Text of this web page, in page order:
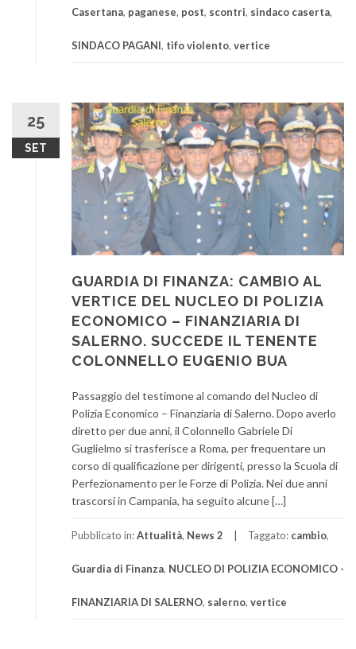
Casertana, paganese, post, scontri, sindaco caserta,
SINDACO PAGANI, tifo violento, vertice
25
SET
GUARDIA DI FINANZA: CAMBIO AL
VERTICE DEL NUCLEO DI POLIZIA
ECONOMICO – FINANZIARIA DI
SALERNO. SUCCEDE IL TENENTE
COLONNELLO EUGENIO BUA
Passaggio del testimone al comando del Nucleo di
Polizia Economico – Finanziaria di Salerno. Dopo averlo
diretto per due anni, il Colonnello Gabriele Di
Guglielmo si trasferisce a Roma, per frequentare un
corso di qualificazione per dirigenti, presso la Scuola di
Perfezionamento per le Forze di Polizia. Nei due anni
trascorsi in Campania, ha seguito alcune […]
Pubblicato in:Attualità, News 2 Taggato: cambio,
Guardia di Finanza, NUCLEO DI POLIZIA ECONOMICO -
FINANZIARIA DI SALERNO, salerno, vertice